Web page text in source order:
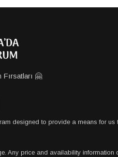
Fırsatları 🤗
designed to provide a means for
Any price and availability information